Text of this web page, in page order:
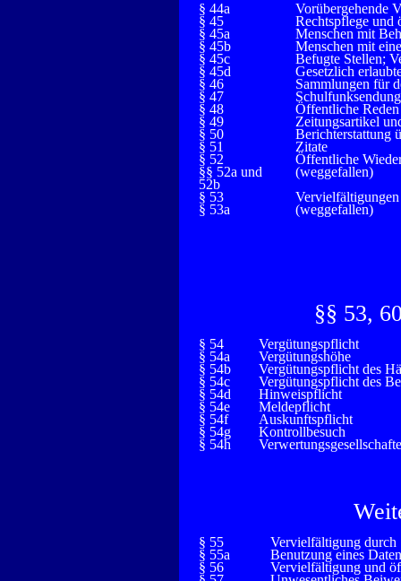
§ 44a
Vorübergehende
§ 45
Rechtspflege und
§ 45a
Menschen mit
§ 45b
Menschen mit
§ 45c
Befugte Stellen;
§ 45d
Gesetzlich
§ 46
Sammlungen für
§ 47
§ 48
Öffentliche Reden
§ 49
Zeitungsartikel
§ 50
Berichterstattung
§ 51
Zitate
§ 52
Öffentliche
§§ 52a und
52b
(weggefallen)
§ 53
§ 53a
(weggefallen)
§§ 53,
§ 54
Vergütungspflicht
§ 54a
Vergütungshöhe
§ 54b
Vergütungspflicht des
§ 54c
Vergütungspflicht des
§ 54d
Hinweispflicht
§ 54e
Meldepflicht
§ 54f
Auskunftspflicht
§ 54g
Kontrollbesuch
§ 54h
§ 55
Vervielfältigung durch
§ 55a
Benutzung eines
§ 56
Vervielfältigung und